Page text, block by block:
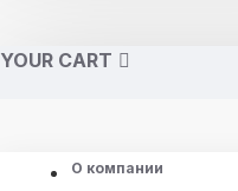
YOUR CART
О компании